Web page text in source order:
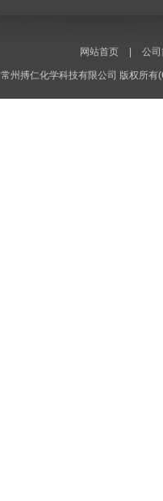
网站首页 公
常州搏仁化学科技有限公司 版权所有